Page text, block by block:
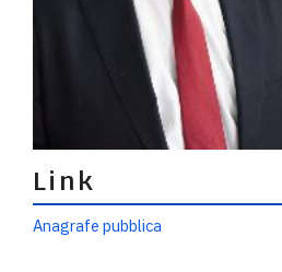
Link
Anagrafe pubblica